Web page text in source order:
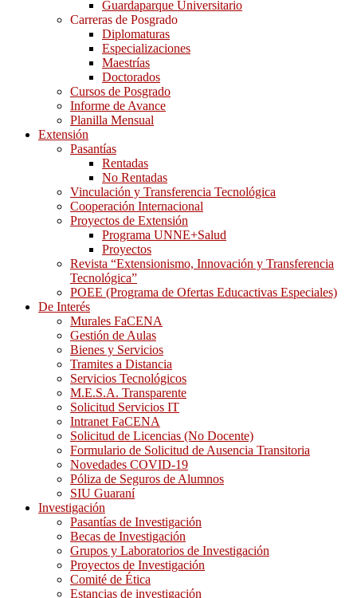
Guardaparque Universitario
Carreras de Posgrado
Diplomaturas
Especializaciones
Maestrías
Doctorados
Cursos de Posgrado
Informe de Avance
Planilla Mensual
Extensión
Pasantías
Rentadas
No Rentadas
Vinculación y Transferencia Tecnológica
Cooperación Internacional
Proyectos de Extensión
Programa UNNE+Salud
Proyectos
Revista “Extensionismo, Innovación y Transferencia
Tecnológica”
POEE (Programa de Ofertas Educactivas Especiales)
De Interés
Murales FaCENA
Gestión de Aulas
Bienes y Servicios
Tramites a Distancia
Servicios Tecnológicos
M.E.S.A. Transparente
Solicitud Servicios IT
Intranet FaCENA
Solicitud de Licencias (No Docente)
Formulario de Solicitud de Ausencia Transitoria
Novedades COVID-19
Póliza de Seguros de Alumnos
SIU Guaraní
Investigación
Pasantías de Investigación
Becas de Investigación
Grupos y Laboratorios de Investigación
Proyectos de Investigación
Comité de Ética
Estancias de investigación